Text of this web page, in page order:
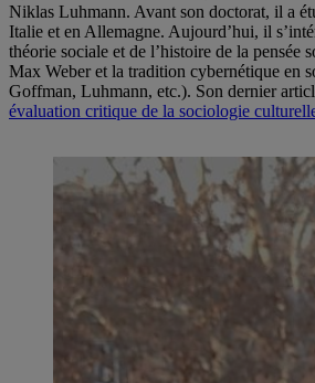
Niklas Luhmann. Avant son doctorat, il a
Italie et en Allemagne. Aujourd’hui, il
théorie sociale et de l’histoire de la pensée
Max Weber et la tradition cybernétique en
Goffman, Luhmann, etc.). Son dernier
évaluation critique de la sociologie